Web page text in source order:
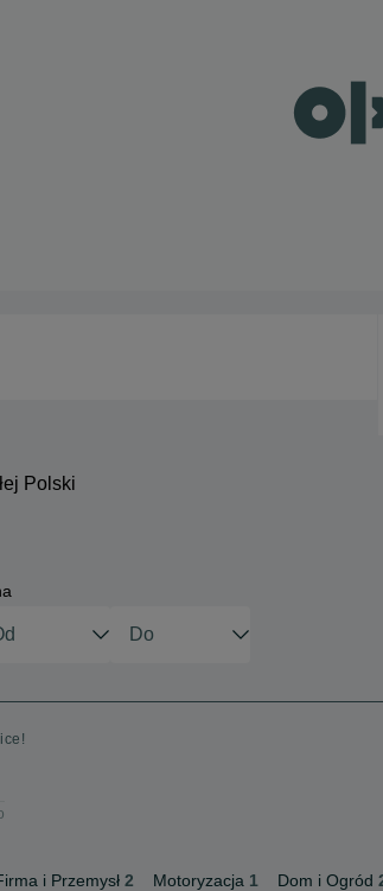
Polski
i Przemysł 2 Motoryzacja 1 Dom i Ogród